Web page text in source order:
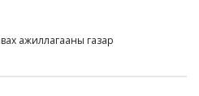
ажиллагааны газар